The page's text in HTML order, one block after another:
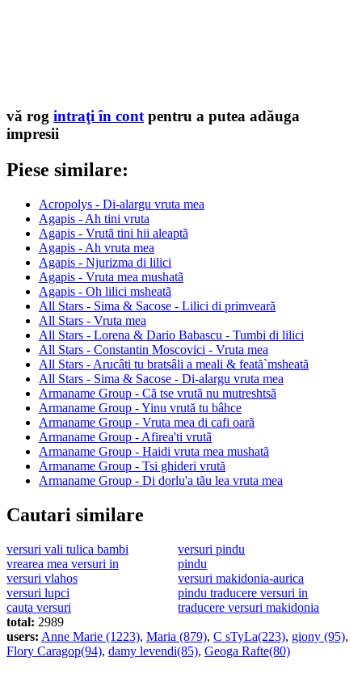
vă rog intraţi în cont pentru a putea adăuga
impresii
Piese similare:
Acropolys - Di-alargu vruta mea
Agapis - Ah tini vruta
Agapis - Vrutã tini hii aleaptã
Agapis - Ah vruta mea
Agapis - Njurizma di lilici
Agapis - Vruta mea mushatã
Agapis - Oh lilici msheatã
All Stars - Sima & Sacose - Lilici di primveară
All Stars - Vruta mea
All Stars - Lorena & Dario Babascu - Tumbi di lilici
All Stars - Constantin Moscovici - Vruta mea
All Stars - Arucâti tu bratsâli a meali & feată`msheată
All Stars - Sima & Sacose - Di-alargu vruta mea
Armaname Group - Cã tse vrutã nu mutreshtsã
Armaname Group - Yinu vrută tu bâhce
Armaname Group - Vruta mea di cafi oarã
Armaname Group - Afirea'ti vrutã
Armaname Group - Haidi vruta mea mushatã
Armaname Group - Tsi ghideri vrută
Armaname Group - Di dorlu'a tãu lea vruta mea
Cautari similare
versuri vali tulica bambi
versuri pindu
vrearea mea versuri in
pindu
versuri vlahos
versuri makidonia-aurica
versuri lupci
pindu traducere versuri in
cauta versuri
traducere versuri makidonia
total: 2989
users: Anne Marie (1223), Maria (879), C sTyLa(223), giony (95),
Flory Caragop(94), damy levendi(85), Geoga Rafte(80)